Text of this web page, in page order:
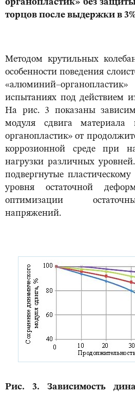
органопластик» без
торцов после выдержки в
Методом крутильных
особенности поведения
испытаниях под действием
На рис. 3 показаны
модуля сдвига материала
органопластик» от
коррозионной среде при
нагрузки различных
подвергнутые
уровня остаточной
оптимизации
напряжений.
Рис. 3. Зависимость